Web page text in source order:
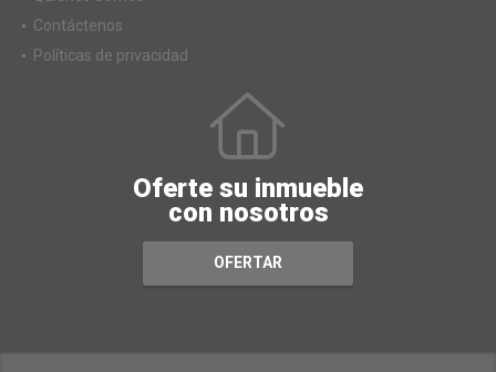
Contáctenos
Políticas de privacidad
Oferte su inmueble
con nosotros
OFERTAR